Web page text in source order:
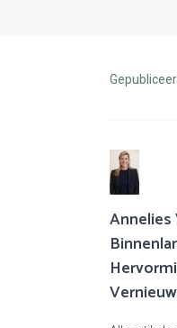
Annelies